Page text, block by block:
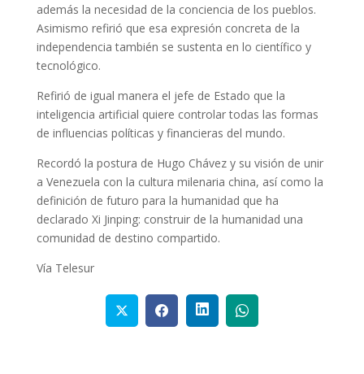
además la necesidad de la conciencia de los pueblos.
Asimismo refirió que esa expresión concreta de la
independencia también se sustenta en lo científico y
tecnológico.
Refirió de igual manera el jefe de Estado que la
inteligencia artificial quiere controlar todas las formas
de influencias políticas y financieras del mundo.
Recordó la postura de Hugo Chávez y su visión de unir
a Venezuela con la cultura milenaria china, así como la
definición de futuro para la humanidad que ha
declarado Xi Jinping: construir de la humanidad una
comunidad de destino compartido.
Vía Telesur